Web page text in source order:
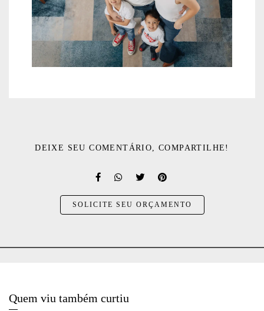
DEIXE SEU COMENTÁRIO, COMPARTILHE!
SOLICITE SEU ORÇAMENTO
Quem viu também curtiu